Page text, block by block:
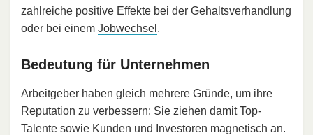
zahlreiche positive Effekte bei der Gehaltsverhandlung
oder bei einem Jobwechsel .
Bedeutung für Unternehmen
Arbeitgeber haben gleich mehrere Gründe, um ihre
Reputation zu verbessern: Sie ziehen damit Top-
Talente sowie Kunden und Investoren magnetisch an.